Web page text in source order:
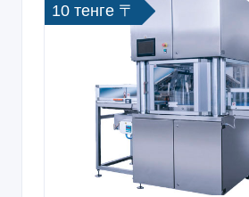
10 тенге 〒